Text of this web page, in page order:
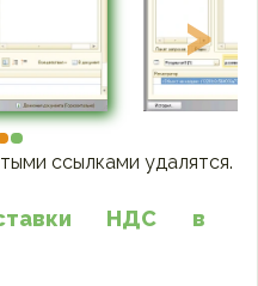
>
ссылками удалятся.
НДС в